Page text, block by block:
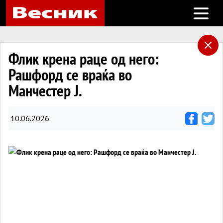
Open
Флик крена раце од него:
Рашфорд се враќа во
Манчестер Ј.
10.06.2026